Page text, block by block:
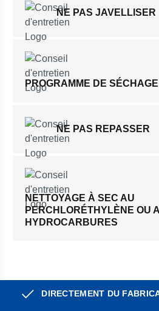
NE PAS JAVELLISER
PROGRAMME DE
NE PAS REPASSER
NETTOYAGE À SEC AU
PERCHLORÉTHYLÈNE OU
HYDROCARBURES
DIRECTEMENT DU